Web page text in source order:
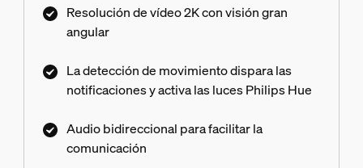
videotimbre activa las luces Philips Hue y envía
notificaciones en tiempo real, mientras que el
timbre inteligente emite alertas sonoras. Todo
funciona a la perfección con las luces y
accesorios Hue para mejorar la seguridad de tu
hogar, tanto de día como de noche. Requiere un
transformador de 12-24 Vca - min 10 VA (no
incluido)
Resolución de vídeo 2K con visión gran
angular
La detección de movimiento dispara las
notificaciones y activa las luces Philips Hue
Audio bidireccional para facilitar la
comunicación